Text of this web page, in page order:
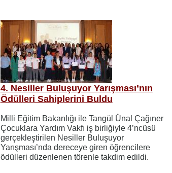
4. Nesiller Buluşuyor Yarışması’nın
Ödülleri Sahiplerini Buldu
Milli Eğitim Bakanlığı ile Tangül Ünal Çağıner
Çocuklara Yardım Vakfı iş birliğiyle 4’ncüsü
gerçekleştirilen Nesiller Buluşuyor
Yarışması’nda dereceye giren öğrencilere
ödülleri düzenlenen törenle takdim edildi.